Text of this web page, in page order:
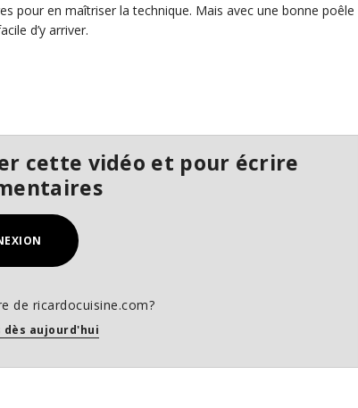
pour en maîtriser la technique. Mais avec une bonne poêle
d’y arriver.
cette vidéo et pour écrire
de ricardocuisine.com?
dès aujourd'hui